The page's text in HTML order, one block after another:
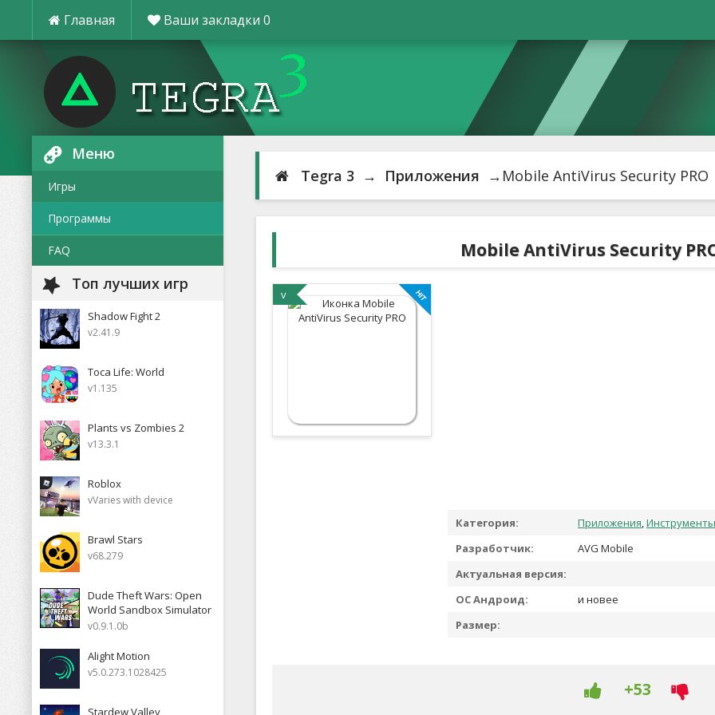
Главная Ваши закладки 0
Меню
Игры
Программы
FAQ
Топ лучших игр
Shadow Fight 2
v2.41.9
Toca Life: World
v1.135
Plants vs Zombies 2
v13.3.1
Roblox
vVaries with device
Brawl Stars
v68.279
Dude Theft Wars: Open
World Sandbox Simulator
v0.9.1.0b
Alight Motion
v5.0.273.1028425
Stardew Valley
Tegra 3 → Приложения →Mobile AntiVirus Security PRO
Mobile AntiVirus Security
v
Категория: Приложения,Инструменты
Разработчик:
AVG Mobile
Актуальная версия:
ОС Андроид:
и новее
Размер:
+53